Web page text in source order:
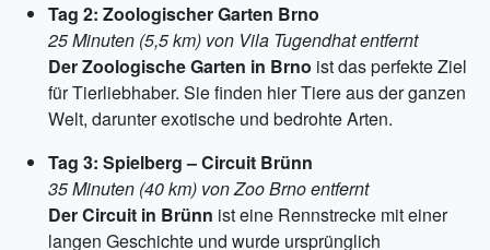
Tag 2: Zoologischer Garten Brno
25 Minuten (5,5 km) von Vila Tugendhat entfernt
Der Zoologische Garten in Brno ist das perfekte Ziel
für Tierliebhaber. Sie finden hier Tiere aus der ganzen
Welt, darunter exotische und bedrohte Arten.
Tag 3: Spielberg – Circuit Brünn
35 Minuten (40 km) von Zoo Brno entfernt
Der Circuit in Brünn ist eine Rennstrecke mit einer
langen Geschichte und wurde ursprünglich